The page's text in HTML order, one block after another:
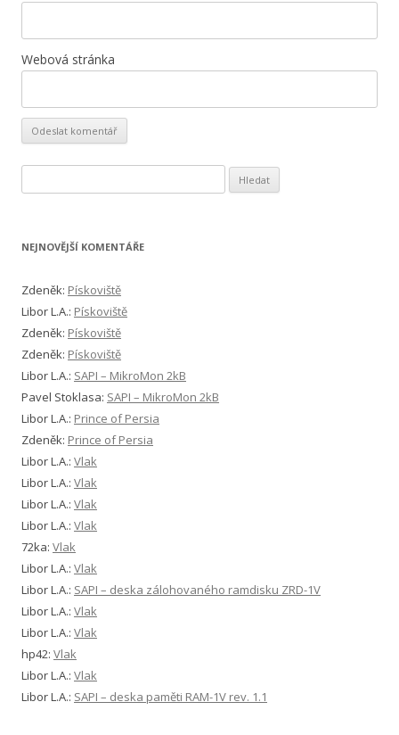
Webová stránka
NEJNOVĚJŠÍ KOMENTÁŘE
Zdeněk: Pískoviště
Libor L.A.: Pískoviště
Zdeněk: Pískoviště
Zdeněk: Pískoviště
Libor L.A.: SAPI – MikroMon 2kB
Pavel Stoklasa: SAPI – MikroMon 2kB
Libor L.A.: Prince of Persia
Zdeněk: Prince of Persia
Libor L.A.: Vlak
Libor L.A.: Vlak
Libor L.A.: Vlak
Libor L.A.: Vlak
72ka: Vlak
Libor L.A.: Vlak
Libor L.A.: SAPI – deska zálohovaného ramdisku ZRD-1V
Libor L.A.: Vlak
Libor L.A.: Vlak
hp42: Vlak
Libor L.A.: Vlak
Libor L.A.: SAPI – deska paměti RAM-1V rev. 1.1